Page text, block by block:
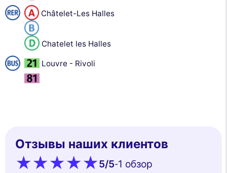
Châtelet-Les Halles
Chatelet les Halles
Louvre - Rivoli
Отзывы наших клиентов
5/5-1 обзор